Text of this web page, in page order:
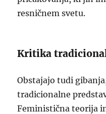
resničnem svetu.
Kritika
Obstajajo tudi
tradicionalne
Feministična teorija